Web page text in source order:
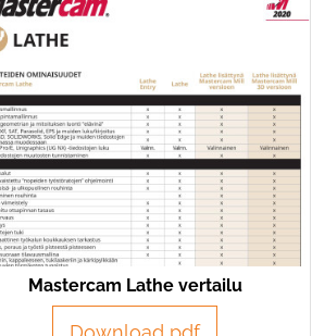
Mastercam Lathe vertailu